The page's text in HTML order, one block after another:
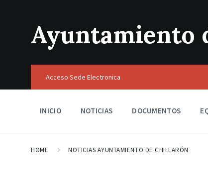
Ayuntamiento
Acceso Sede Electronica
INICIO NOTICIAS DOCUMENTOS
HOME NOTICIAS AYUNTAMIENTO DE CHILLARÓN